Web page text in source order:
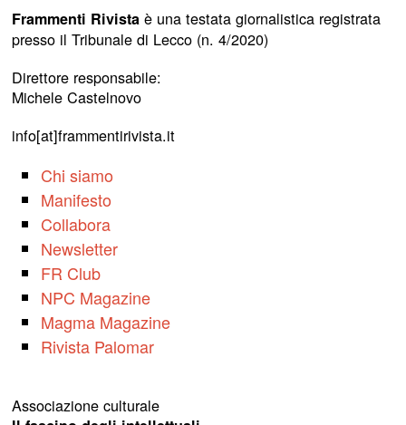
Frammenti Rivistaè una testata giornalistica registrata
presso il Tribunale di Lecco (n. 4/2020)
Direttore responsabile:
Michele Castelnovo
info[at]frammentirivista.it
Chi siamo
Manifesto
Collabora
Newsletter
FR Club
NPC Magazine
Magma Magazine
Rivista Palomar
Associazione culturale